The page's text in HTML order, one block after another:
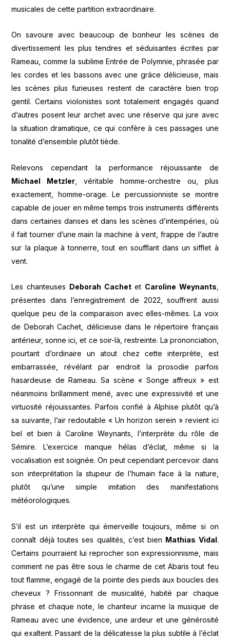
musicales de cette partition extraordinaire.
On savoure avec beaucoup de bonheur les scènes de
divertissement les plus tendres et séduisantes écrites par
Rameau, comme la sublime Entrée de Polymnie, phrasée par
les cordes et les bassons avec une grâce délicieuse, mais
les scènes plus furieuses restent de caractère bien trop
gentil. Certains violonistes sont totalement engagés quand
d’autres posent leur archet avec une réserve qui jure avec
la situation dramatique, ce qui confère à ces passages une
tonalité d’ensemble plutôt tiède.
Relevons cependant la performance réjouissante de
Michael Metzler , véritable homme-orchestre ou, plus
exactement, homme-orage. Le percussionniste se montre
capable de jouer en même temps trois instruments différents
dans certaines danses et dans les scènes d’intempéries, où
il fait tourner d’une main la machine à vent, frappe de l’autre
sur la plaque à tonnerre, tout en soufflant dans un sifflet à
vent.
Les chanteuses Deborah Cachetet Caroline Weynants,
présentes dans l’enregistrement de 2022, souffrent aussi
quelque peu de la comparaison avec elles-mêmes. La voix
de Deborah Cachet, délicieuse dans le répertoire français
antérieur, sonne ici, et ce soir-là, restreinte. La prononciation,
pourtant d’ordinaire un atout chez cette interprète, est
embarrassée, révélant par endroit la prosodie parfois
hasardeuse de Rameau. Sa scène « Songe affreux » est
néanmoins brillamment mené, avec une expressivité et une
virtuosité réjouissantes. Parfois confié à Alphise plutôt qu’à
sa suivante, l’air redoutable « Un horizon serein » revient ici
bel et bien à Caroline Weynants, l’interprète du rôle de
Sémire. L’exercice manque hélas d’éclat, même si la
vocalisation est soignée. On peut cependant percevoir dans
son interprétation la stupeur de l’humain face à la nature,
plutôt qu’une simple imitation des manifestations
météorologiques.
S’il est un interprète qui émerveille toujours, même si on
connaît déjà toutes ses qualités, c’est bien Mathias Vidal.
Certains pourraient lui reprocher son expressionnisme, mais
comment ne pas être sous le charme de cet Abaris tout feu
tout flamme, engagé de la pointe des pieds aux boucles des
cheveux ? Frissonnant de musicalité, habité par chaque
phrase et chaque note, le chanteur incarne la musique de
Rameau avec une évidence, une ardeur et une générosité
qui exaltent. Passant de la délicatesse la plus subtile à l’éclat